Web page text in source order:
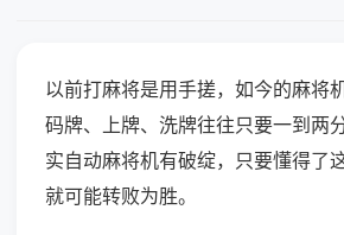
以前打麻将是用手搓，如今的麻将
码牌、上牌、洗牌往往只要一到两
实自动麻将机有破绽，只要懂得了
就可能转败为胜。